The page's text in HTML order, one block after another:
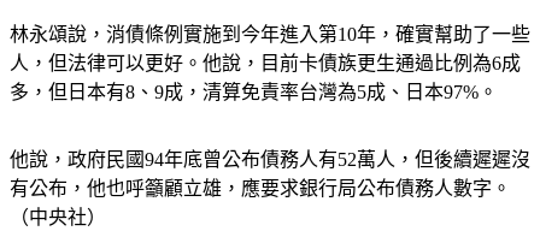
林永頌說，消債條例實施到今年進入第10年，確實幫助了一些
人，但法律可以更好。他說，目前卡債族更生通過比例為6成
多，但日本有8、9成，清算免責率台灣為5成、日本97%。
他說，政府民國94年底曾公布債務人有52萬人，但後續遲遲沒
有公布，他也呼籲顧立雄，應要求銀行局公布債務人數字。
（中央社）